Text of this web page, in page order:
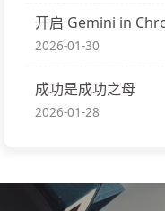
开启 Gemini in
2026-01-30
成功是成功之母
2026-01-28